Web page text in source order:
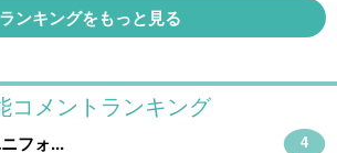
ランキングをもっと見る